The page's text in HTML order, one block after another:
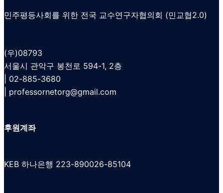
민주평등사회를 위한 전국 교수연구자협의회 (민교협2.0)
(우)08793
서울시 관악구 봉천로 594-1, 2층
| 02-885-3680
professornetorg@gmail.com
후원계좌
KEB 하나은행 223-890026-85104